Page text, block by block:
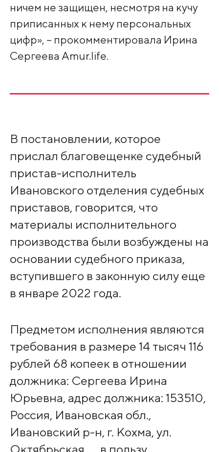
ничем не защищен, несмотря на кучу
приписанных к нему персональных
цифр», – прокомментировала Ирина
Сергеева Amur.life.
В постановлении, которое
прислал благовещенке судебный
пристав-исполнитель
Ивановского отделения судебных
приставов, говорится, что
материалы исполнительного
производства были возбуждены на
основании судебного приказа,
вступившего в законную силу еще
в январе 2022 года.
Предметом исполнения являются
требования в размере 14 тысяч 116
рублей 68 копеек в отношении
должника: Сергеева Ирина
Юрьевна, адрес должника: 153510,
Россия, Ивановская обл.,
Ивановский р-н, г. Кохма, ул.